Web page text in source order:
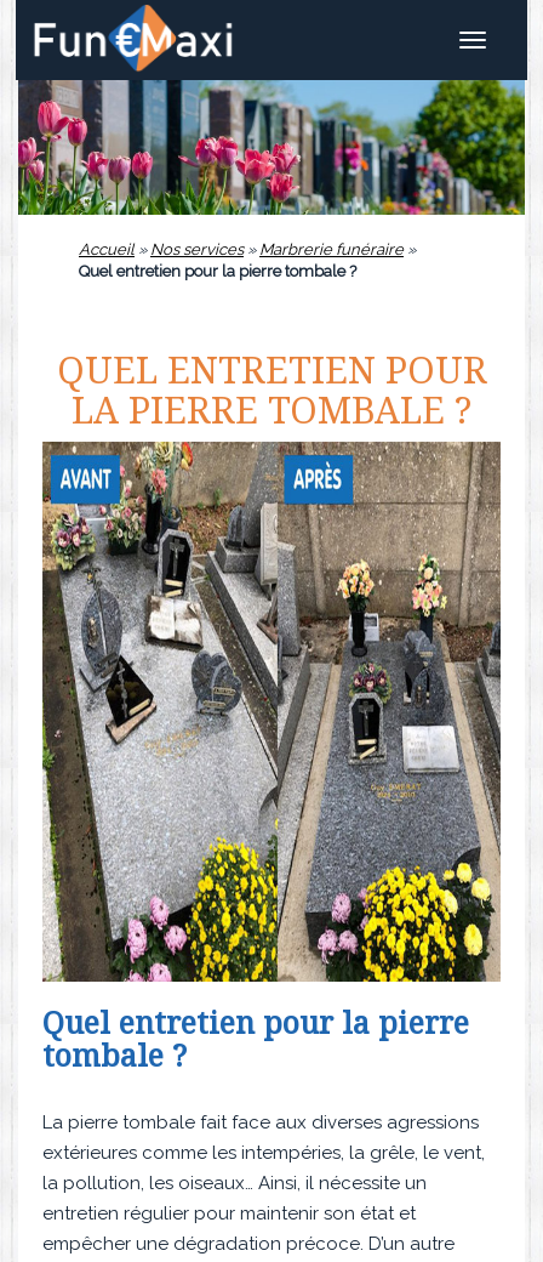
Toggle
Accueil» Nos services» Marbrerie funéraire»
Quel entretien pour la pierre tombale ?
QUEL ENTRETIEN POUR
LA PIERRE TOMBALE ?
Quel entretien pour la pierre
tombale ?
La pierre tombale fait face aux diverses agressions
extérieures comme les intempéries, la grêle, le vent,
la pollution, les oiseaux… Ainsi, il nécessite un
entretien régulier pour maintenir son état et
empêcher une dégradation précoce. D’un autre